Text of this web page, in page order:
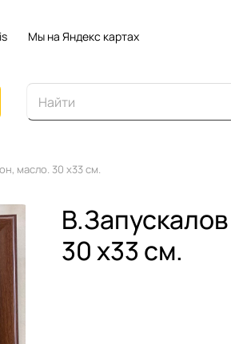
Мы на Яндекс картах
масло. 30 х33 см.
30 х33 см.